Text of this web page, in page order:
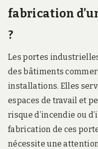
fabrication
?
Les portes
des bâtiments
installations. Elles
espaces de travail et
risque d’incendie ou
fabrication de ces
nécessite une